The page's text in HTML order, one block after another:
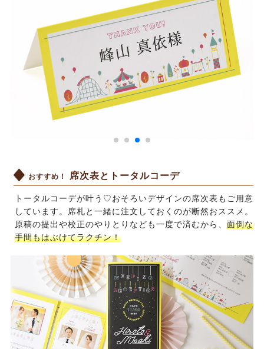
おすすめ！ 席次表とトータルコーデ
トータルコーデが叶う♡おそろいデザインの席次表もご用意
しています。席札と一緒に注文しておくのが断然おススメ。
原稿の提出や校正のやりとりなども一度で済むから、 面倒な
手間もはぶけてラクチン！